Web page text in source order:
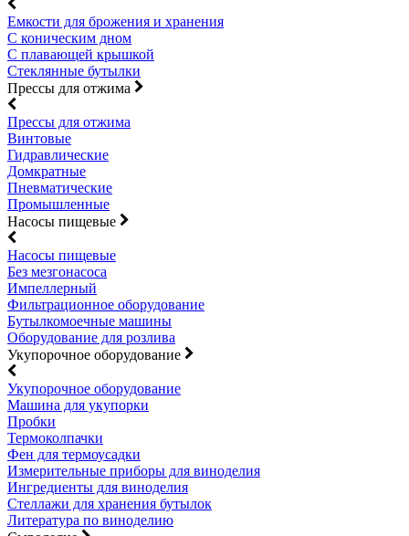
Емкости для брожения и хранения
С коническим дном
С плавающей крышкой
Стеклянные бутылки
Прессы для отжима
Прессы для отжима
Винтовые
Гидравлические
Домкратные
Пневматические
Промышленные
Насосы пищевые
Насосы пищевые
Без мезгонасоса
Импеллерный
Фильтрационное оборудование
Бутылкомоечные машины
Оборудование для розлива
Укупорочное оборудование
Укупорочное оборудование
Машина для укупорки
Пробки
Термоколпачки
Фен для термоусадки
Измерительные приборы для виноделия
Ингредиенты для виноделия
Стеллажи для хранения бутылок
Литература по виноделию